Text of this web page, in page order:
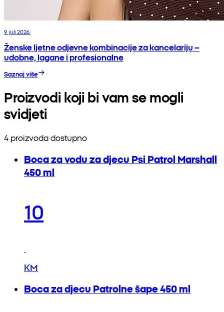
9. juli 2026.
Ženske ljetne odjevne kombinacije za kancelariju –
udobne, lagane i profesionalne
Saznaj više
Proizvodi koji bi vam se mogli
svidjeti
4 proizvoda dostupno
Boca za vodu za djecu Psi Patrol Marshall
450 ml
10
KM
Boca za djecu Patrolne šape 450 ml